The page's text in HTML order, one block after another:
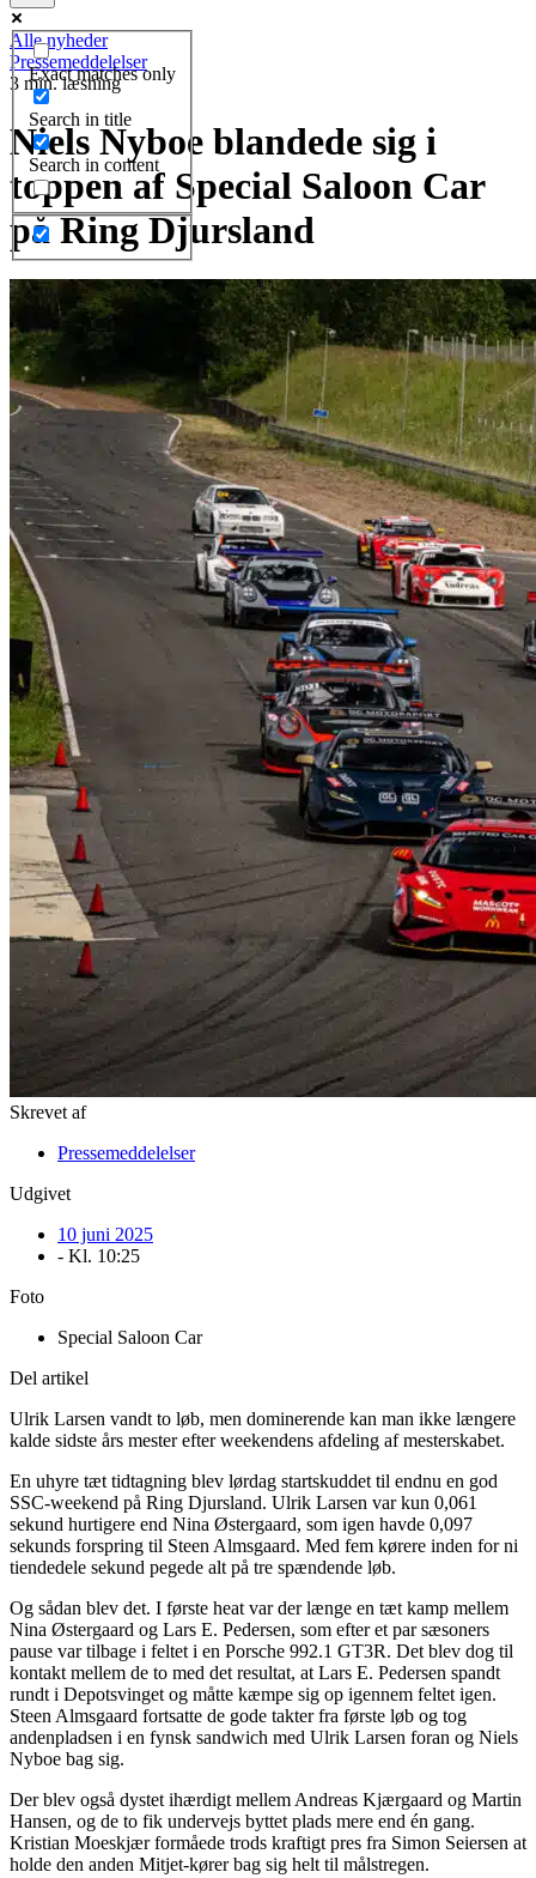
Exact matches only
Search in title
Search in content
Alle nyheder
Pressemeddelelser
3 min. læsning
Niels Nyboe blandede sig i
toppen af Special Saloon Car
på Ring Djursland
Skrevet af
Pressemeddelelser
Udgivet
10 juni 2025
- Kl. 10:25
Foto
Special Saloon Car
Del artikel
Ulrik Larsen vandt to løb, men dominerende kan man ikke længere
kalde sidste års mester efter weekendens afdeling af mesterskabet.
En uhyre tæt tidtagning blev lørdag startskuddet til endnu en god
SSC-weekend på Ring Djursland. Ulrik Larsen var kun 0,061
sekund hurtigere end Nina Østergaard, som igen havde 0,097
sekunds forspring til Steen Almsgaard. Med fem kørere inden for ni
tiendedele sekund pegede alt på tre spændende løb.
Og sådan blev det. I første heat var der længe en tæt kamp mellem
Nina Østergaard og Lars E. Pedersen, som efter et par sæsoners
pause var tilbage i feltet i en Porsche 992.1 GT3R. Det blev dog til
kontakt mellem de to med det resultat, at Lars E. Pedersen spandt
rundt i Depotsvinget og måtte kæmpe sig op igennem feltet igen.
Steen Almsgaard fortsatte de gode takter fra første løb og tog
andenpladsen i en fynsk sandwich med Ulrik Larsen foran og Niels
Nyboe bag sig.
Der blev også dystet ihærdigt mellem Andreas Kjærgaard og Martin
Hansen, og de to fik undervejs byttet plads mere end én gang.
Kristian Moeskjær formåede trods kraftigt pres fra Simon Seiersen at
holde den anden Mitjet-kører bag sig helt til målstregen.